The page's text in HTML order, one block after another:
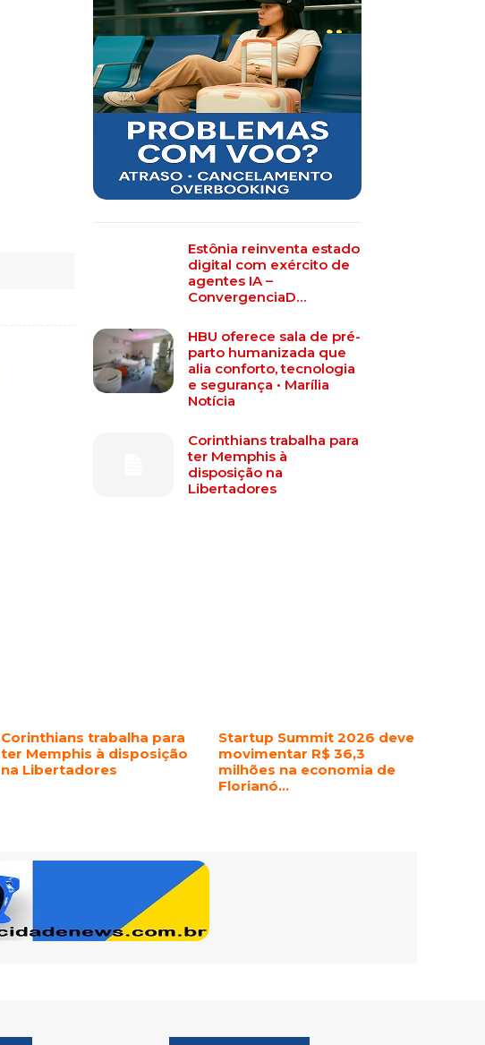
Estônia reinventa estado
digital com exército de
agentes IA –
ConvergenciaD…
HBU oferece sala de pré-
parto humanizada que
alia conforto, tecnologia
e segurança • Marília
Notícia
Corinthians trabalha para
ter Memphis à
disposição na
Libertadores
Corinthians trabalha para
ter Memphis à disposição
na Libertadores
Startup Summit 2026 deve
movimentar R$ 36,3
milhões na economia de
Florianó…